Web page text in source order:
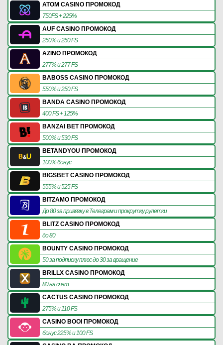
ATOM CASINO ПРОМОКОД
750FS + 225%
AUF CASINO ПРОМОКОД
250% и 250 FS
AZINO ПРОМОКОД
277% и 277 FS
BABOSS CASINO ПРОМОКОД
550% и 250 FS
BANDA CASINO ПРОМОКОД
400 FS + 125%
BANZAI BET ПРОМОКОД
500% и 530 FS
BETANDYOU ПРОМОКОД
100% бонус
BIGSBET CASINO ПРОМОКОД
555% и 525 FS
BITZAMO ПРОМОКОД
До 80 за привязку в Телеграм и прокрутку рулетки
BLITZ CASINO ПРОМОКОД
до 80
BOUNTY CASINO ПРОМОКОД
50 за подписку плюс до 30 за вращение
BRILLX CASINO ПРОМОКОД
80 на счет
CACTUS CASINO ПРОМОКОД
275% и 110 FS
CASINO BOOI ПРОМОКОД
бонус 225% и 100 FS